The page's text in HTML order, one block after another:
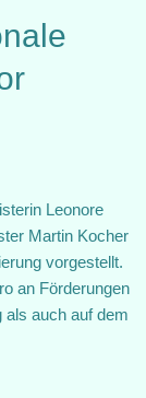
Leonore
Martin Kocher
vorgestellt.
an Förderungen
als auch auf dem